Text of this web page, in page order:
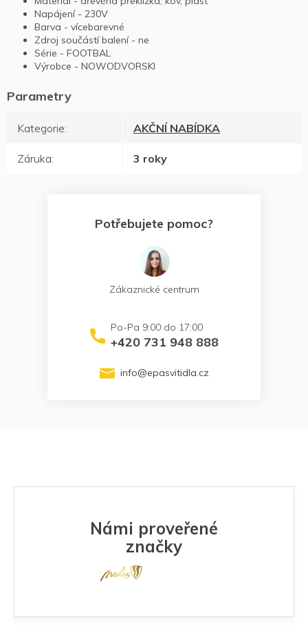
Napájení - 230V
Barva - vícebarevné
Zdroj součástí balení - ne
Série - FOOTBAL
Výrobce - NOWODVORSKI
Kategorie: AKČNÍ NABÍDKA
Záruka: 3 roky
Potřebujete pomoc?
Zákaznické centrum
+420 731 948 888
info@epasvitidla.cz
Námi proveřené
značky